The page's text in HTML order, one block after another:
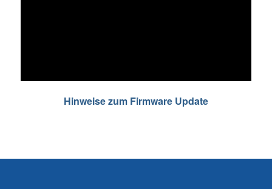
Hinweise zum Firmware Update